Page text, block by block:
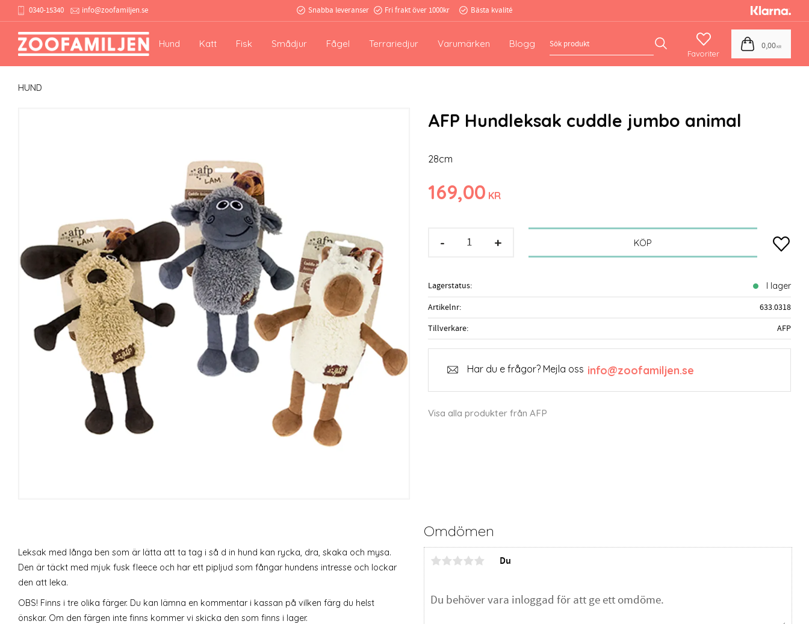
0340-15340 info@zoofamiljen.se Snabba leveranser Fri frakt över 1000kr Bästa kvalité
Hund Katt Fisk Smådjur Fågel Terrariedjur Varumärken Blogg FavoriterKundvagn
0,00KR
HUND
AFP Hundleksak cuddle jumbo animal
28cm
169,00 KR
+
- KÖP Lägg
Lagerstatus I lager
Artikelnr
633.0318
Tillverkare
AFP
Har du e frågor? Mejla oss info@zoofamiljen.se
Visa alla produkter från AFP
Leksak med långa ben som är lätta att ta tag i så d in hund kan rycka, dra, skaka och mysa.
Den är täckt med mjuk fusk fleece och har ett pipljud som fångar hundens intresse och lockar
den att leka.
OBS! Finns i tre olika färger. Du kan lämna en kommentar i kassan på vilken färg du helst
önskar. Om den färgen inte finns kommer vi skicka den som finns i lager.
Omdömen
Du